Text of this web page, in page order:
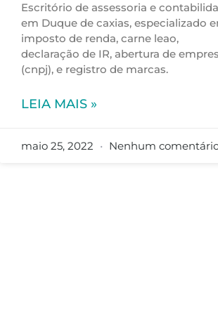
Escritório de assessoria e
em Duque de caxias, especializado
imposto de renda, carne leao,
declaração de IR, abertura de
(cnpj), e registro de marcas.
LEIA MAIS »
maio 25, 2022 Nenhum